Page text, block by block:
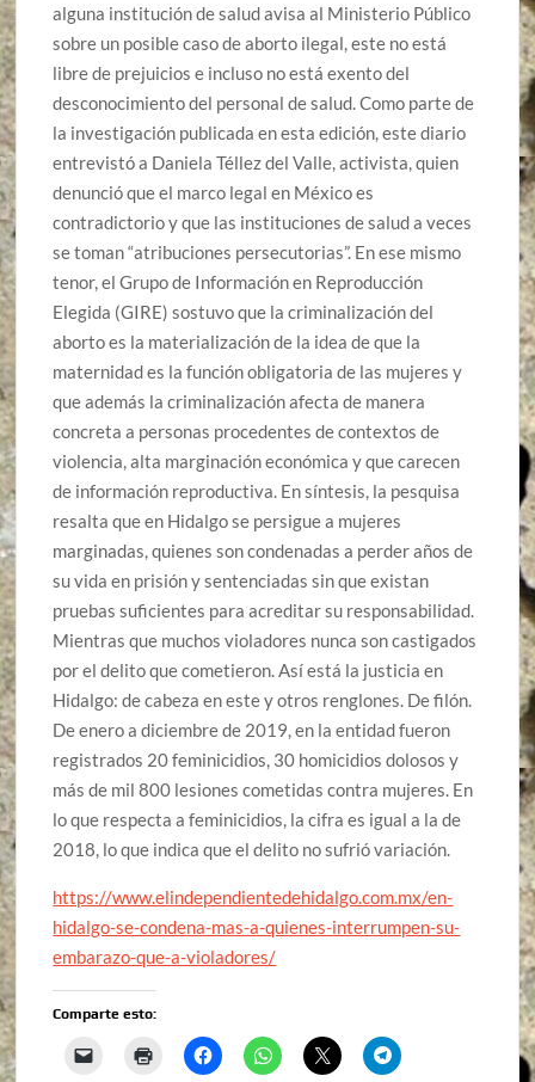
alguna institución de salud avisa al Ministerio Público
sobre un posible caso de aborto ilegal, este no está
libre de prejuicios e incluso no está exento del
desconocimiento del personal de salud. Como parte de
la investigación publicada en esta edición, este diario
entrevistó a Daniela Téllez del Valle, activista, quien
denunció que el marco legal en México es
contradictorio y que las instituciones de salud a veces
se toman “atribuciones persecutorias”. En ese mismo
tenor, el Grupo de Información en Reproducción
Elegida (GIRE) sostuvo que la criminalización del
aborto es la materialización de la idea de que la
maternidad es la función obligatoria de las mujeres y
que además la criminalización afecta de manera
concreta a personas procedentes de contextos de
violencia, alta marginación económica y que carecen
de información reproductiva. En síntesis, la pesquisa
resalta que en Hidalgo se persigue a mujeres
marginadas, quienes son condenadas a perder años de
su vida en prisión y sentenciadas sin que existan
pruebas suficientes para acreditar su responsabilidad.
Mientras que muchos violadores nunca son castigados
por el delito que cometieron. Así está la justicia en
Hidalgo: de cabeza en este y otros renglones. De filón.
De enero a diciembre de 2019, en la entidad fueron
registrados 20 feminicidios, 30 homicidios dolosos y
más de mil 800 lesiones cometidas contra mujeres. En
lo que respecta a feminicidios, la cifra es igual a la de
2018, lo que indica que el delito no sufrió variación.
https://www.elindependientedehidalgo.com.mx/en-
hidalgo-se-condena-mas-a-quienes-interrumpen-su-
embarazo-que-a-violadores/
Comparte esto: